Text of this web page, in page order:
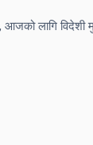
आजको लागि विदेशी